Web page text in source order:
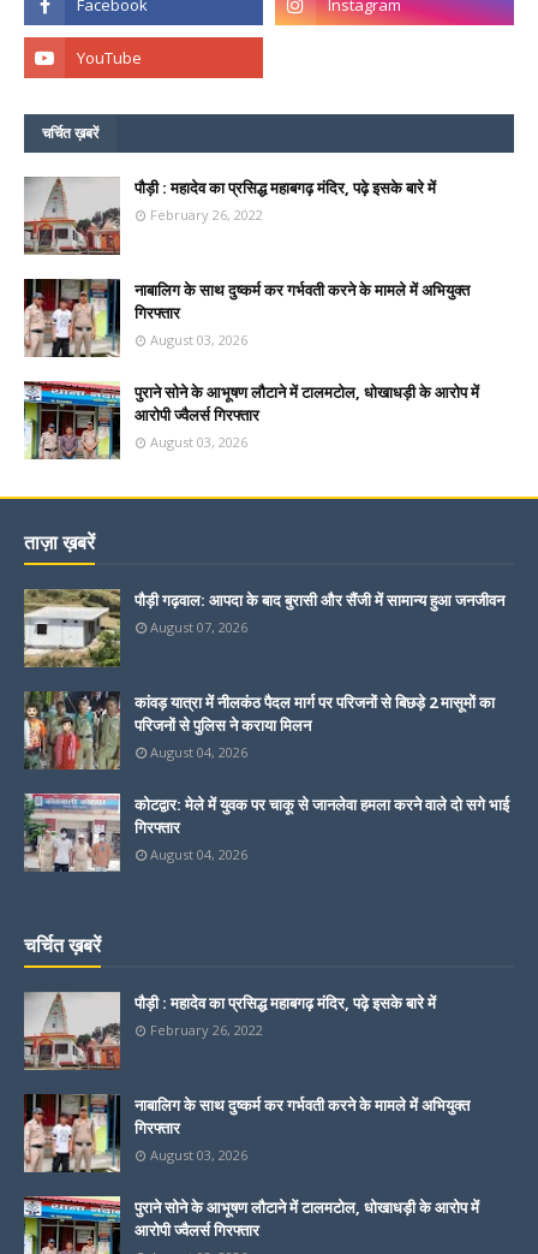
चर्चित ख़बरें
पौड़ी : महादेव का प्रसिद्ध महाबगढ़ मंदिर, पढ़े इसके बारे में
February 26, 2022
नाबालिग के साथ दुष्कर्म कर गर्भवती करने के मामले में अभियुक्त
गिरफ्तार
August 03, 2026
पुराने सोने के आभूषण लौटाने में टालमटोल, धोखाधड़ी के आरोप में
आरोपी ज्वैलर्स गिरफ्तार
August 03, 2026
ताज़ा ख़बरें
पौड़ी गढ़वाल: आपदा के बाद बुरासी और सैंजी में सामान्य हुआ जनजीवन
August 07, 2026
कांवड़ यात्रा में नीलकंठ पैदल मार्ग पर परिजनों से बिछड़े 2 मासूमों का
परिजनों से पुलिस ने कराया मिलन
August 04, 2026
कोटद्वार: मेले में युवक पर चाकू से जानलेवा हमला करने वाले दो सगे भाई
गिरफ्तार
August 04, 2026
चर्चित ख़बरें
पौड़ी : महादेव का प्रसिद्ध महाबगढ़ मंदिर, पढ़े इसके बारे में
February 26, 2022
नाबालिग के साथ दुष्कर्म कर गर्भवती करने के मामले में अभियुक्त
गिरफ्तार
August 03, 2026
पुराने सोने के आभूषण लौटाने में टालमटोल, धोखाधड़ी के आरोप में
आरोपी ज्वैलर्स गिरफ्तार